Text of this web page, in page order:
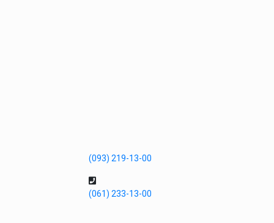
(093) 219-13-00
(061) 233-13-00